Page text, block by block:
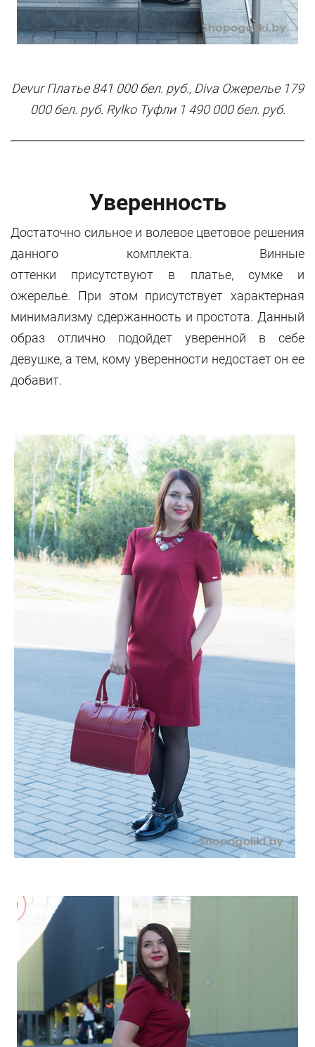
Devur Платье 841 000 бел. руб., Diva Ожерелье 179
000 бел. руб. Rylko Туфли 1 490 000 бел. руб.
Уверенность
Достаточно сильное и волевое цветовое решения
данного комплекта. Винные
оттенки присутствуют в платье, сумке и
ожерелье. При этом присутствует характерная
минимализму сдержанность и простота. Данный
образ отлично подойдет уверенной в себе
девушке, а тем, кому уверенности недостает он ее
добавит.